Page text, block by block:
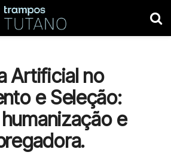
Artificial no
e Seleção:
e